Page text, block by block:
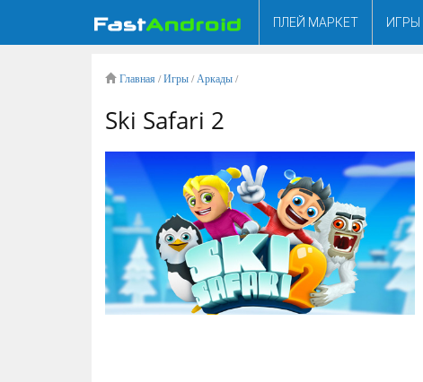
ПЛЕЙ МАРКЕТ ИГРЫ
Главная /Игры/Аркады/
Ski Safari 2